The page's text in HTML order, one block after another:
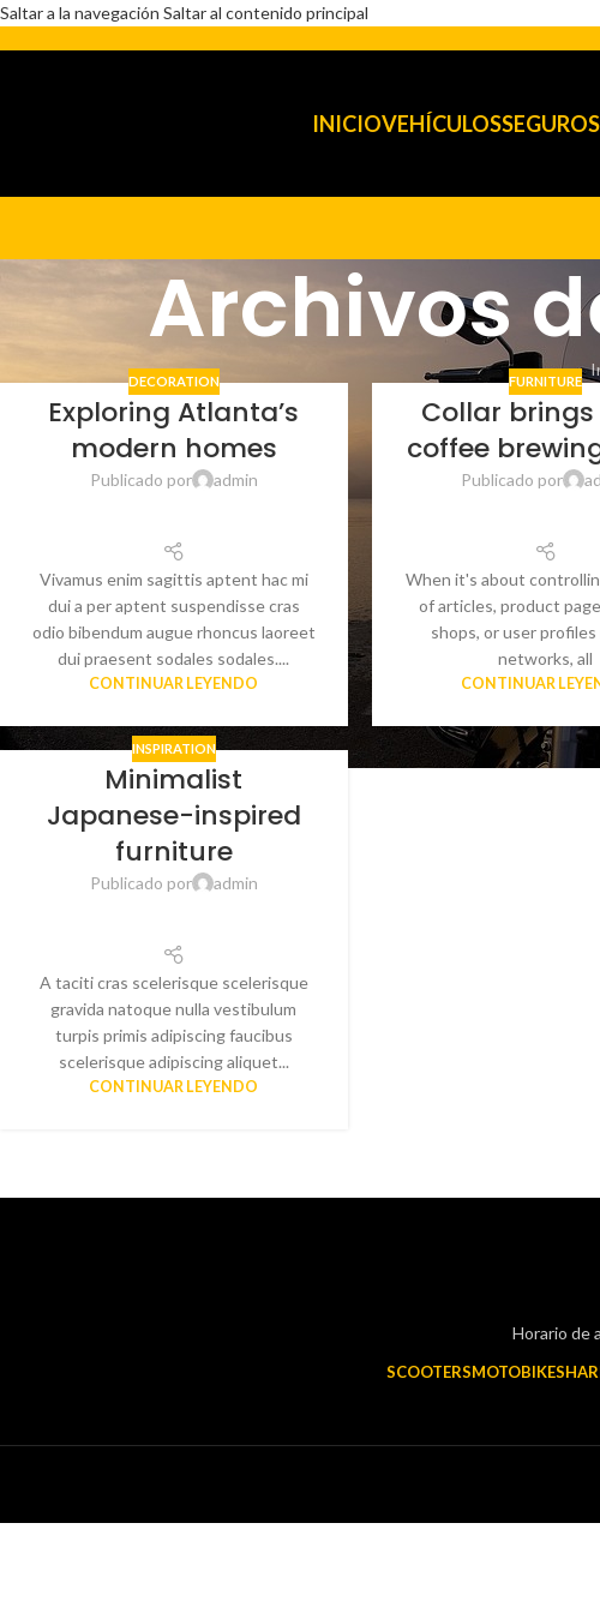
Saltar a la navegación Saltar al contenido principal
INICIOVEHÍCULOSSEGUROS
Archivos
DECORATION
Exploring Atlanta’s
modern homes
Publicado por admin
Vivamus enim sagittis aptent hac mi
dui a per aptent suspendisse cras
odio bibendum augue rhoncus laoreet
dui praesent sodales sodales....
CONTINUAR LEYENDO
FURNITURE
Collar
coffee
Publicado por
When it's about
of articles, product
shops, or user profiles
networks, all
CONTINUAR
INSPIRATION
Minimalist
Japanese-inspired
furniture
Publicado por admin
A taciti cras scelerisque scelerisque
gravida natoque nulla vestibulum
turpis primis adipiscing faucibus
scelerisque adipiscing aliquet...
CONTINUAR LEYENDO
Horario de
SCOOTERSMOTOBIKES